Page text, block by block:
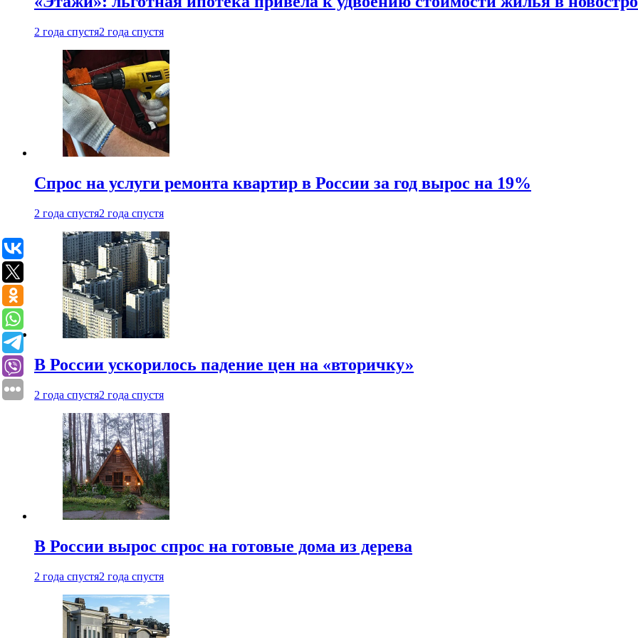
2 года спустя2 года спустя
Спрос на услуги ремонта квартир в России за год вырос на 19%
2 года спустя2 года спустя
В России ускорилось падение цен на «вторичку»
2 года спустя2 года спустя
В России вырос спрос на готовые дома из дерева
2 года спустя2 года спустя